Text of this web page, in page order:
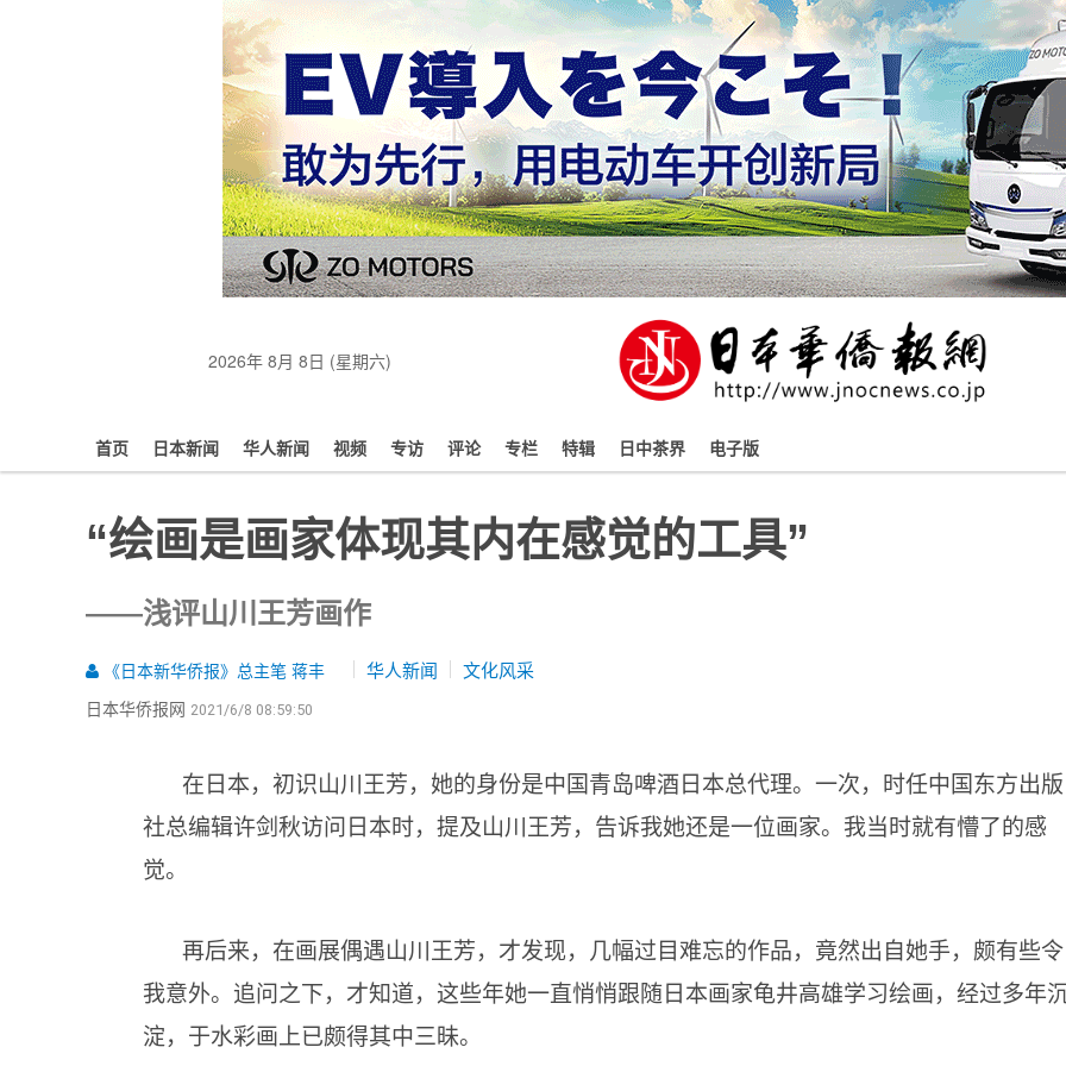
2026年 8月 8日 (星期六)
首页 日本新闻 华人新闻 视频 专访 评论 专栏 特辑 日中茶界 电子版
“绘画是画家体现其内在感觉的工具”
——浅评山川王芳画作
《日本新华侨报》总主笔 蒋丰 华人新闻 文化风采
日本华侨报网 2021/6/8 08:59:50
在日本，初识山川王芳，她的身份是中国青岛啤酒日本总代理。一次，时任中国东方出版
社总编辑许剑秋访问日本时，提及山川王芳，告诉我她还是一位画家。我当时就有懵了的感
觉。
再后来，在画展偶遇山川王芳，才发现，几幅过目难忘的作品，竟然出自她手，颇有些令
我意外。追问之下，才知道，这些年她一直悄悄跟随日本画家龟井高雄学习绘画，经过多年
淀，于水彩画上已颇得其中三昧。